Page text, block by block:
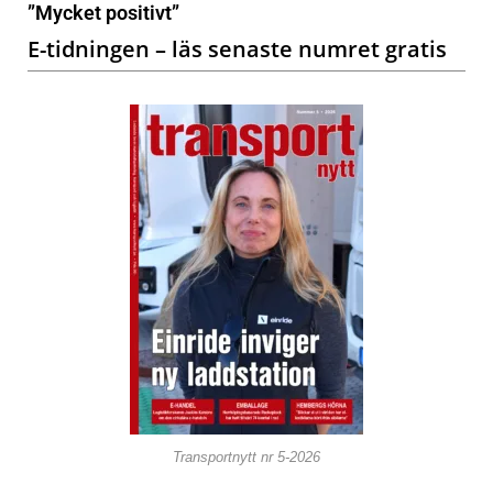
”Mycket positivt”
E-tidningen – läs senaste numret gratis
Transportnytt nr 5-2026